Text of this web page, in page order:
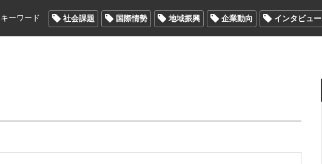
ーワード 社会課題 国際情勢 地域振興 企業動向 インタビュー